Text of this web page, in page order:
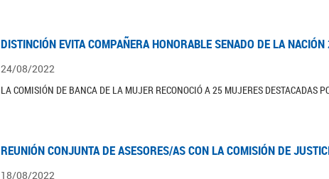
DISTINCIÓN EVITA COMPAÑERA HONORABLE SENADO DE LA
24/08/2022
LA COMISIÓN DE BANCA DE LA MUJER RECONOCIÓ A 25 MUJERES DESTACADAS
REUNIÓN CONJUNTA DE ASESORES/AS CON LA COMISIÓN DE
18/08/2022